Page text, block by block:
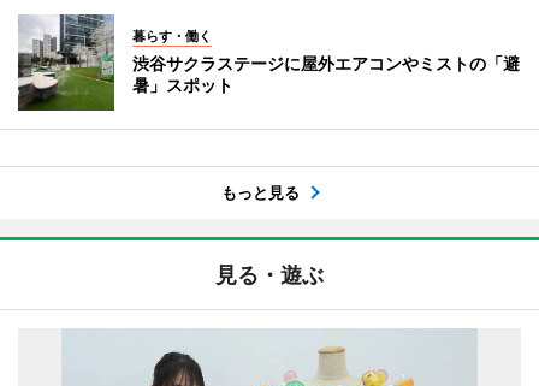
暮らす・働く
渋谷サクラステージに屋外エアコンやミストの「避
暑」スポット
もっと見る
見る・遊ぶ